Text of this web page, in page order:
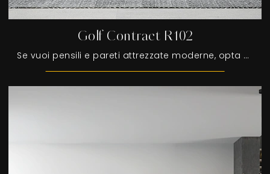
Golf Contract R102
Se vuoi pensili e pareti attrezzate moderne, opta per il modello Golf Contract R102 di Colombini Casa: clicca e ottieni informazioni!